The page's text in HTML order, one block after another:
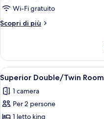
Double/Twin
Wi-Fi gratuito
Scopri di più
Altri
Double/Twin
Room
Apri
tutte
le
foto
5
Superior Double/Twin Room
1 camera
Per 2 persone
1 letto king